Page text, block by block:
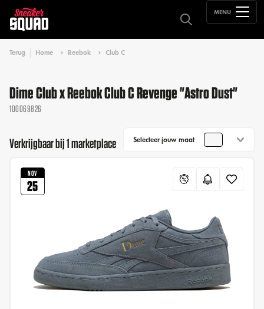
MENU
Terug Home Reebok Club C
Dime Club x Reebok Club C Revenge "Astro Dust"
100069826
Verkrijgbaar bij 1 marketplace Selecteer jouw maat
NOV
25